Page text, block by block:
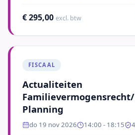
€ 295,00 excl. btw
FISCAAL
Actualiteiten
Planning
do 19 nov 2026 14:00 - 18:15 4